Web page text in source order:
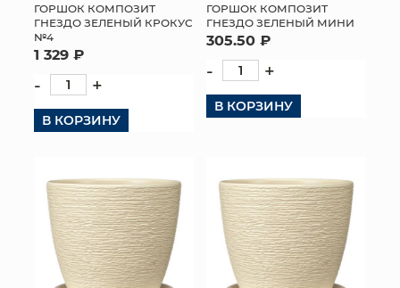
ГОРШОК КОМПОЗИТ
ГНЕЗДО ЗЕЛЕНЫЙ КРОКУС
№4
1 329 ₽
- +
В КОРЗИНУ
ГОРШОК КОМПОЗИТ
ГНЕЗДО ЗЕЛЕНЫЙ МИНИ
305.50 ₽
- +
В КОРЗИНУ